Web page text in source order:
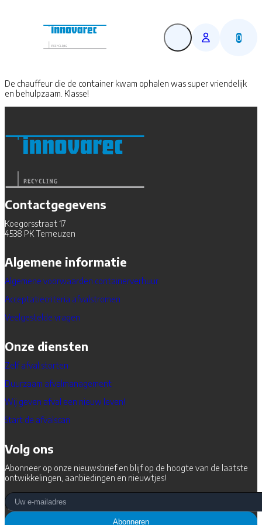
0
De chauffeur die de container kwam ophalen was super vriendelijk
en behulpzaam. Klasse!
Contactgegevens
Koegorsstraat 17
4538 PK Terneuzen
Algemene informatie
Algemene voorwaarden containerverhuur
Acceptatiecriteria afvalstromen
Veelgestelde vragen
Onze diensten
Zelf afval storten
Duurzaam afvalmanagement
Wij geven afval een nieuw leven!
Start de afvalscan
Volg ons
Abonneer op onze nieuwsbrief en blijf op de hoogte van de laatste
ontwikkelingen, aanbiedingen en nieuwtjes!
Abonneren